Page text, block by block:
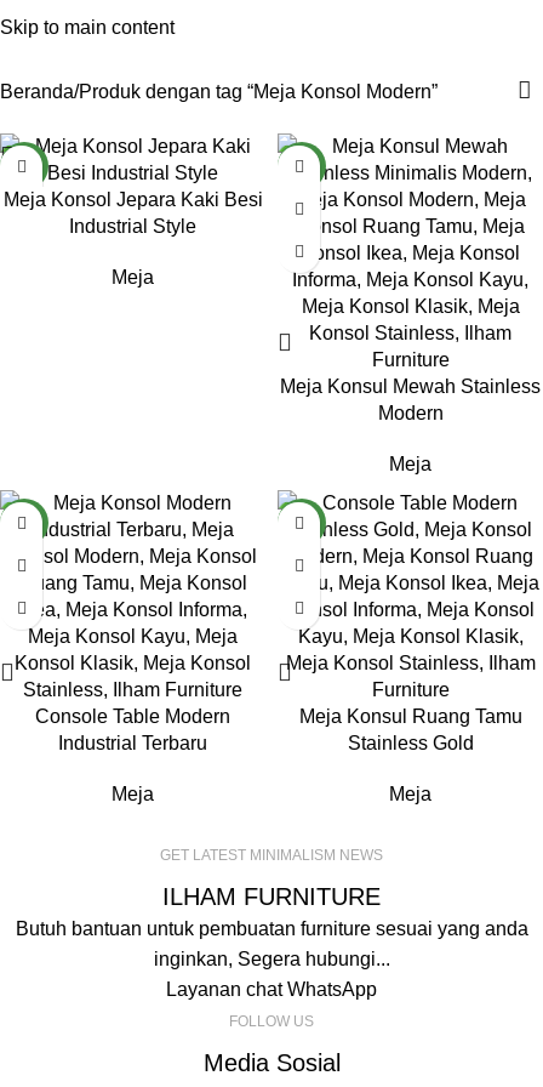
Skip to main content
Menu Meja Konsol Modern
Beranda Produk dengan tag “Meja Konsol Modern”
NEW
Meja Konsol Jepara Kaki Besi
Industrial Style
Meja
NEW
Meja Konsul Mewah Stainless
Modern
Meja
NEW
Console Table Modern
Industrial Terbaru
Meja
NEW
Meja Konsul Ruang Tamu
Stainless Gold
Meja
GET LATEST MINIMALISM NEWS
ILHAM FURNITURE
Butuh bantuan untuk pembuatan furniture sesuai yang anda
inginkan, Segera hubungi...
Layanan chat WhatsApp
FOLLOW US
Media Sosial